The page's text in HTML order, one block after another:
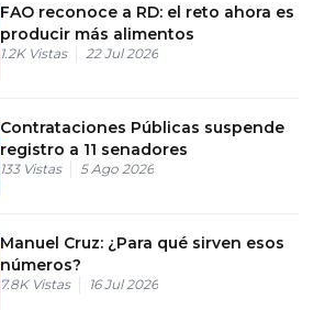
FAO reconoce a RD: el reto ahora es
producir más alimentos
1.2K Vistas 22 Jul 2026
Contrataciones Públicas suspende
registro a 11 senadores
133 Vistas 5 Ago 2026
Manuel Cruz: ¿Para qué sirven esos
números?
7.8K Vistas 16 Jul 2026